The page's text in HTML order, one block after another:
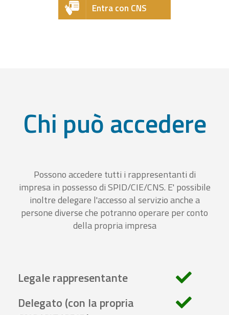
Entra con CNS
Chi può accedere
Possono accedere tutti i rappresentanti di
impresa in possesso di SPID/CIE/CNS. E' possibile
inoltre delegare l'accesso al servizio anche a
persone diverse che potranno operare per conto
della propria impresa
Legale rappresentante
Delegato (con la propria